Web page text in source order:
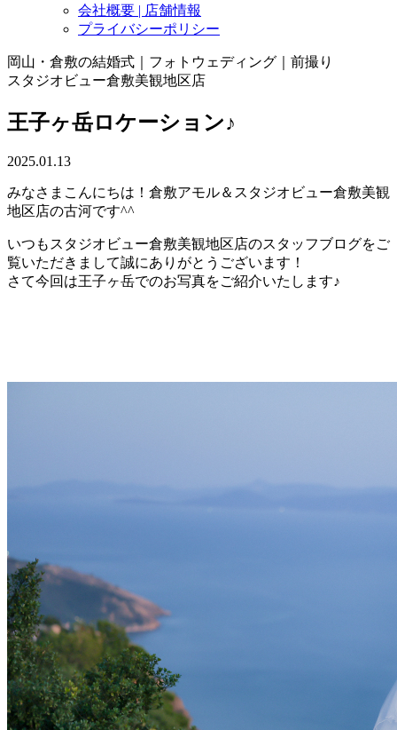
会社概要 | 店舗情報
プライバシーポリシー
岡山・倉敷の結婚式｜フォトウェディング｜前撮り
スタジオビュー倉敷美観地区店
王子ヶ岳ロケーション♪
2025.01.13
みなさまこんにちは！倉敷アモル＆スタジオビュー倉敷美観
地区店の古河です^^
いつもスタジオビュー倉敷美観地区店のスタッフブログをご
覧いただきまして誠にありがとうございます！
さて今回は王子ヶ岳でのお写真をご紹介いたします♪